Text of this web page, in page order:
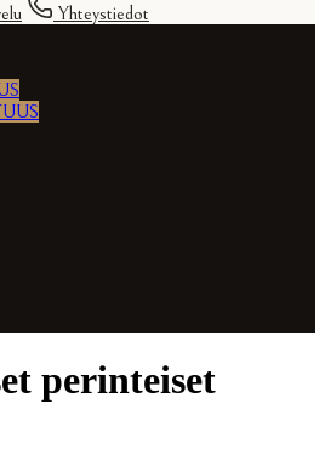
Yhteystiedot
perinteiset